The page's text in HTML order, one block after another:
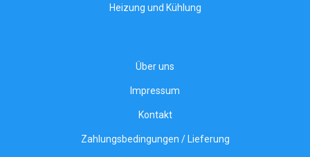
Heizung und Kühlung
Über uns
Impressum
Kontakt
Zahlungsbedingungen / Lieferung